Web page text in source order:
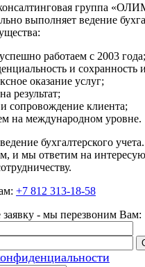
группа
выполняет ведение
работаем с 2003 года;
и сохранность
оказание услуг;
результат;
сопровождение клиента;
на международном уровне.
бухгалтерского
и мы ответим на
+7 812 313-18-58
заявку - мы перезвоним Вам: